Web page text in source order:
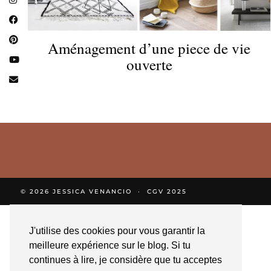
J'utilise des cookies pour vous garantir la
meilleure expérience sur le blog. Si tu
continues à lire, je considère que tu acceptes
Aménagement d’une piece de vie
ouverte
© 2026 JESSICA VENANCIO CGV 2025